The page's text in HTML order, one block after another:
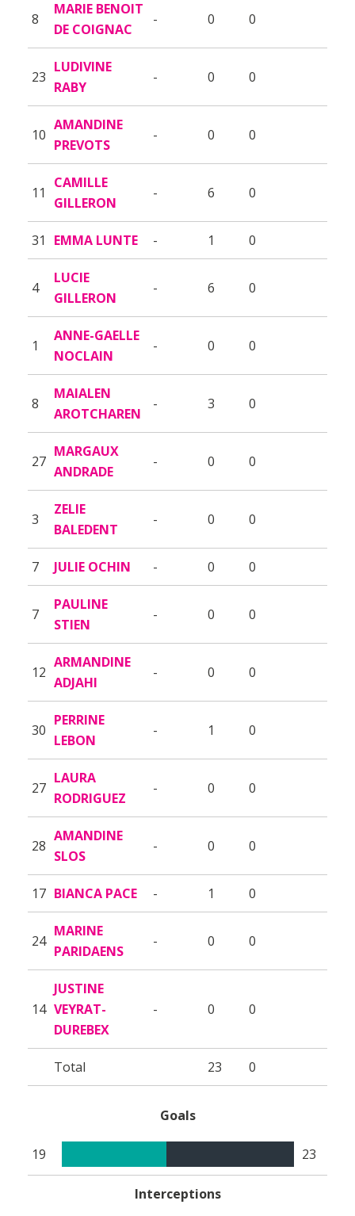
8
MARIE BENOIT
DE COIGNAC
- 0 0
23
LUDIVINE
RABY
- 0 0
10
AMANDINE
PREVOTS
- 0 0
11
CAMILLE
GILLERON
- 6 0
31 EMMA LUNTE - 1 0
4
LUCIE
GILLERON
- 6 0
1
ANNE-GAELLE
NOCLAIN
- 0 0
8
MAIALEN
AROTCHAREN
- 3 0
27
MARGAUX
ANDRADE
- 0 0
3
ZELIE
BALEDENT
- 0 0
7 JULIE OCHIN - 0 0
7
PAULINE
STIEN
- 0 0
12
ARMANDINE
ADJAHI
- 0 0
30
PERRINE
LEBON
- 1 0
27
LAURA
RODRIGUEZ
- 0 0
28
AMANDINE
SLOS
- 0 0
17 BIANCA PACE - 1 0
24
MARINE
PARIDAENS
- 0 0
14
JUSTINE
VEYRAT-
DUREBEX
- 0 0
Total 23 0
Goals
19 23
Interceptions